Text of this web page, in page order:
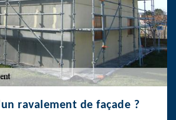
ravalement de façade ?